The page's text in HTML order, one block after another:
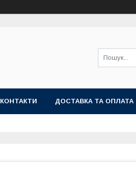
КОНТАКТИ ДОСТАВКА ТА ОПЛАТА